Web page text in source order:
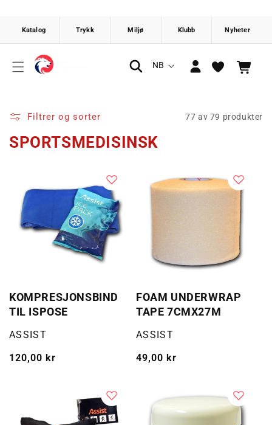
innholdet
S
NB
inn
Handlekurv
Filtrer og sorter 77 av 79 produkter
SPORTSMEDISINSK
KOMPRESJONSBIND
TIL ISPOSE
Selger:
ASSIST
Vanlig
120,00 kr
FOAM UNDERWRAP
TAPE 7CMX27M
Selger:
ASSIST
Vanlig
49,00 kr